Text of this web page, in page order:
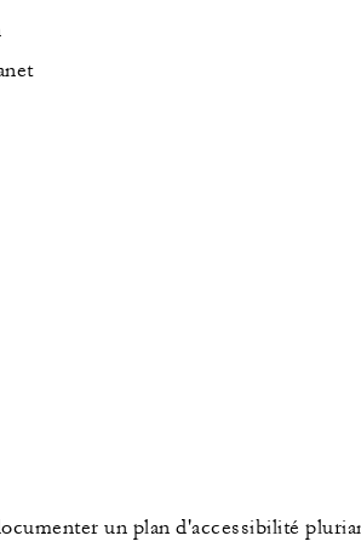
un plan d'accessibilité